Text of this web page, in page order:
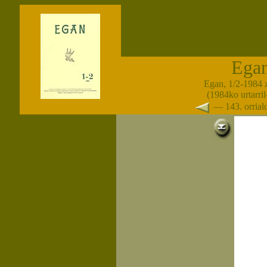
Egan, 1/2-1984
(1984ko
— 143.